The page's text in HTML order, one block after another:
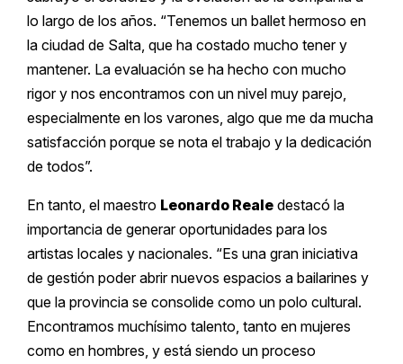
lo largo de los años. “Tenemos un ballet hermoso en
la ciudad de Salta, que ha costado mucho tener y
mantener. La evaluación se ha hecho con mucho
rigor y nos encontramos con un nivel muy parejo,
especialmente en los varones, algo que me da mucha
satisfacción porque se nota el trabajo y la dedicación
de todos”.
En tanto, el maestro Leonardo Reale destacó la
importancia de generar oportunidades para los
artistas locales y nacionales. “Es una gran iniciativa
de gestión poder abrir nuevos espacios a bailarines y
que la provincia se consolide como un polo cultural.
Encontramos muchísimo talento, tanto en mujeres
como en hombres, y está siendo un proceso